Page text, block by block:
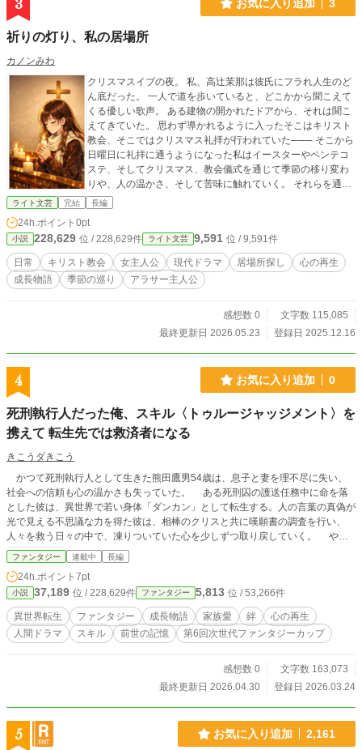
3 お気に入り追加 3
祈りの灯り、私の居場所
カノンみわ
クリスマスイブの夜。 私、高辻茉那は彼氏にフラれ人生のど
ん底だった。 一人で道を歩いていると、どこかから聞こえて
くる優しい歌声。 ある建物の開かれたドアから、それは聞こ
えてきていた。 思わず導かれるように入ったそこはキリスト
教会、そこではクリスマス礼拝が行われていた─── そこから
日曜日に礼拝に通うようになった私はイースターやペンテコ
ステ、そしてクリスマス、教会儀式を通じて季節の移り変わ
りや、人の温かさ、そして苦味に触れていく。 それらを通し
ライト文芸 完結 長編
24h.ポイント 0pt
小説 228,629 位 / 228,629件 ライト文芸 9,591 位 / 9,591件
日常 キリスト教会 女主人公 現代ドラマ 居場所探し
心の再生
成長物語
季節の巡り アラサー主人公
感想数 0
文字数 115,085
最終更新日 2026.05.23
登録日 2025.12.16
4 お気に入り追加 0
死刑執行人だった俺、スキル〈トゥルージャッジメント〉を
携えて 転生先では救済者になる
きこうダきこう
かつて死刑執行人として生きた熊田鷹男54歳は、息子と妻を理不尽に失い、
社会への信頼も心の温かさも失っていた。 ある死刑囚の護送任務中に命を落
とした彼は、異世界で若い身体「ダンカン」として転生する。人の言葉の真偽が
光で見える不思議な力を得た彼は、相棒のクリスと共に嘆願書の調査を行い、
人々を救う日々の中で、凍りついていた心を少しずつ取り戻していく。 やが
て戦争が終わり、敵国の幼い王族ミシアとマッシュが極刑を宣告される。前世の
家族を重ねたダンカンは、二人を救うため城へ潜入し、逃避行の旅へ出る。
追跡するのは、かつての相棒クリス。逃亡の中でダンカンは働き、助け、笑い、
仲間と絆を築きながら、二人の姉弟に“生きる未来”を与えようと奔走する。 ウ
ォールシティでの労働、森での熊親子との出会い、雪の町スノータウンでの温か
な日々――逃亡生活は過酷でありながら、ダンカンにとっては「もう一度家族を
守る」ための大切な時間となっていく。 しかし手配は広がり、真実を知った
争の傷跡を目の当たりにしたミシアとマッシュは、国を立て直す決意を固める。
追いついたクリスとの対峙を経て、ダンカンは二人を王都ドランシアへ送り届
ぶ。国王の前で覚悟を示したダンカンは、クリスとの真剣勝負に勝利し、極刑を
免れる代わりに“永久国外追放”を命じられる。 国を去る道中、レオナが同行を
申し出て、二人は新たな旅へ。やがてドランシアに戻り、ミシアとマッシュと再
ファンタジー 連載中 長編
24h.ポイント 7pt
小説 37,189 位 / 228,629件 ファンタジー 5,813 位 / 53,266件
異世界転生 ファンタジー 成長物語 家族愛 絆
心の再生
人間ドラマ
スキル 前世の記憶 第6回次世代ファンタジーカップ
感想数 0
文字数 163,073
最終更新日 2026.04.30
登録日 2026.03.24
5 お気に入り追加 2,161